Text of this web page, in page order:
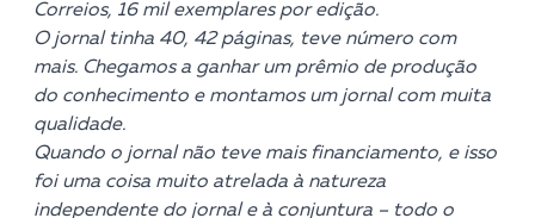
Correios, 16 mil exemplares por edição.
O jornal tinha 40, 42 páginas, teve número com
mais. Chegamos a ganhar um prêmio de produção
do conhecimento e montamos um jornal com muita
qualidade.
Quando o jornal não teve mais financiamento, e isso
foi uma coisa muito atrelada à natureza
independente do jornal e à conjuntura – todo o